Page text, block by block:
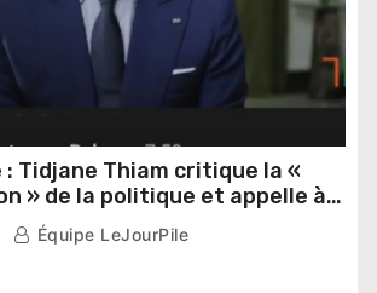
: Tidjane Thiam critique la «
» de la politique et appelle à
Équipe LeJourPile